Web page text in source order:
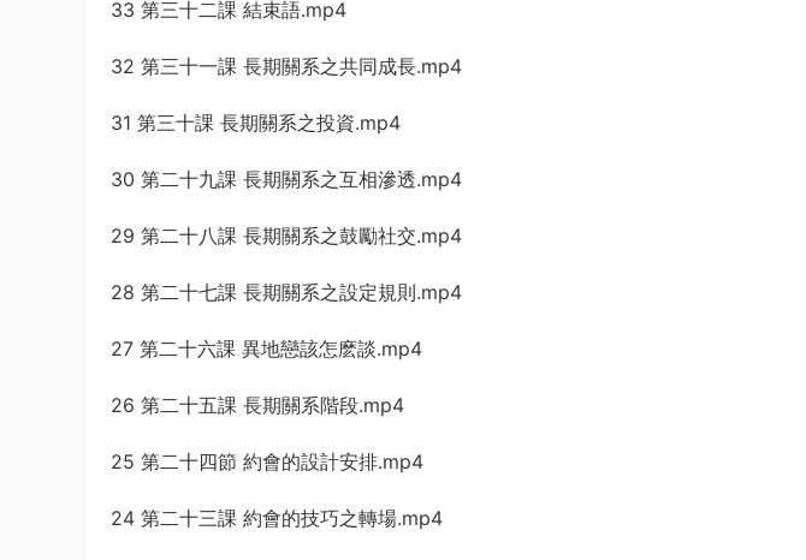
33 第三十二課 結束語.mp4
32 第三十一課 長期關系之共同成長.mp4
31 第三十課 長期關系之投資.mp4
30 第二十九課 長期關系之互相滲透.mp4
29 第二十八課 長期關系之鼓勵社交.mp4
28 第二十七課 長期關系之設定規則.mp4
27 第二十六課 異地戀該怎麽談.mp4
26 第二十五課 長期關系階段.mp4
25 第二十四節 約會的設計安排.mp4
24 第二十三課 約會的技巧之轉場.mp4